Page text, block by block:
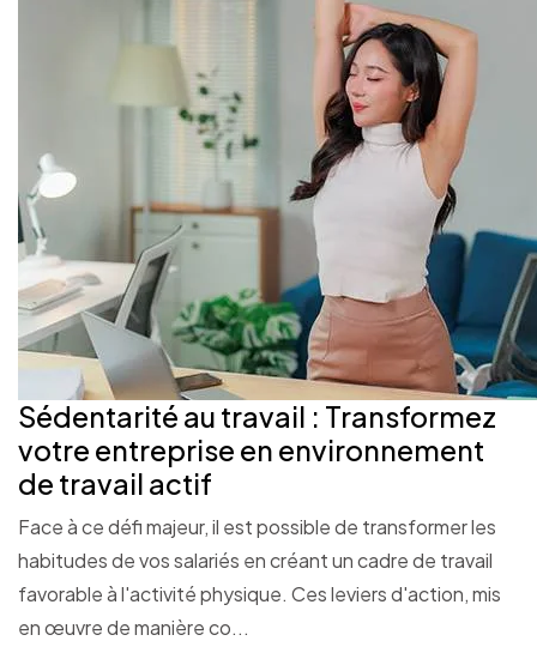
Sédentarité au travail : Transformez
votre entreprise en environnement
de travail actif
Face à ce défi majeur, il est possible de transformer les
habitudes de vos salariés en créant un cadre de travail
favorable à l'activité physique. Ces leviers d'action, mis
en œuvre de manière co...